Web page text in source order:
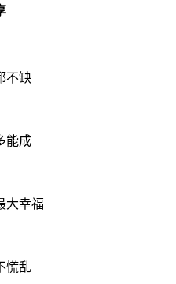
不缺
能成
大幸福
慌乱